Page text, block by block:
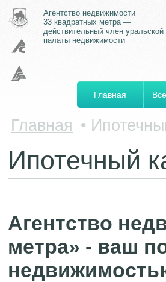
Главная
Агентство недвижимости
33 квадратных метра —
действительный член уральской
палаты недвижимости
Главная •
Ипотечный
Агентство
метра» - ваш